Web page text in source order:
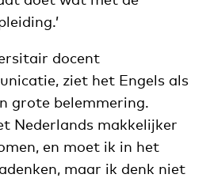
docent
ziet het Engels als
grote belemmering.
Nederlands makkelijker
en moet ik in het
maar ik denk niet